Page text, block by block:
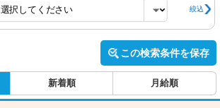
絞込
この検索条件を保存
新着順 月給順